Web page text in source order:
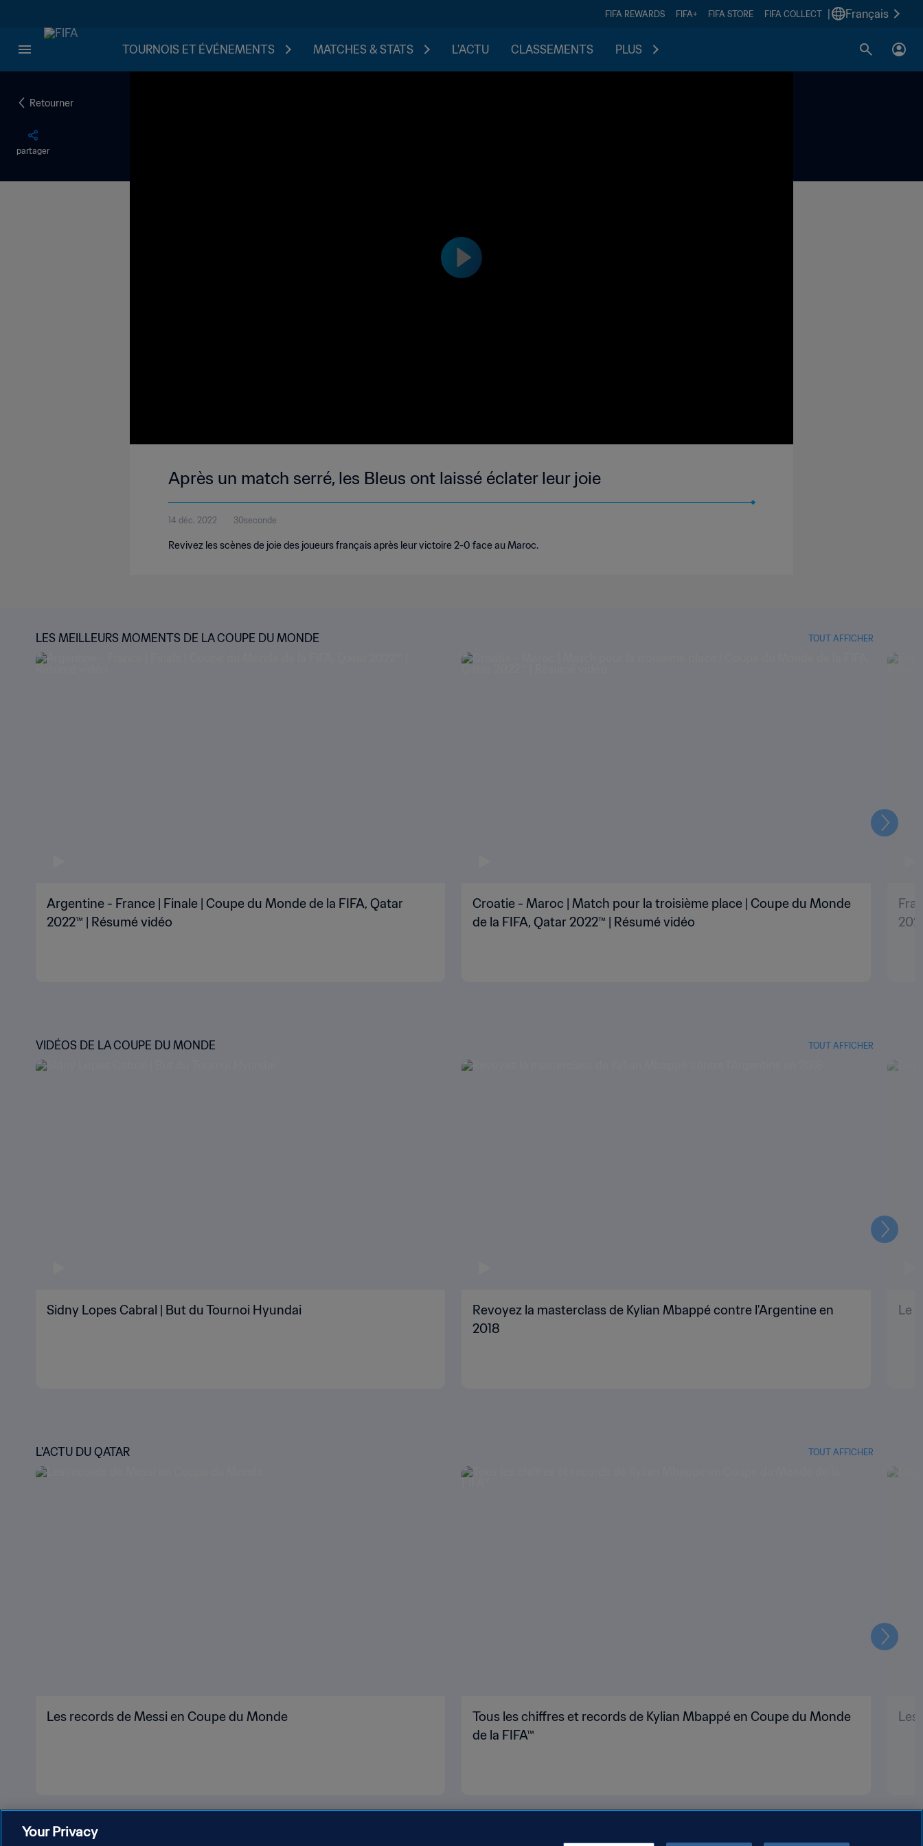
FIFA REWARDS FIFA+ FIFA STORE FIFA COLLECT Français
TOURNOIS ET ÉVÉNEMENTS MATCHES & STATS L'ACTU CLASSEMENTS PLUS
Retourner
partager
Après un match serré, les Bleus ont laissé éclater leur joie
14 déc. 2022 30seconde
Revivez les scènes de joie des joueurs français après leur victoire 2-0 face au Maroc.
LES MEILLEURS MOMENTS DE LA COUPE DU MONDE TOUT AFFICHER
Argentine - France | Finale | Coupe du Monde de la FIFA, Qatar
2022™ | Résumé vidéo
Croatie - Maroc | Match pour la troisième place | Coupe du Monde
de la FIFA, Qatar 2022™ | Résumé vidéo
Suivant
VIDÉOS DE LA COUPE DU MONDE TOUT AFFICHER
Sidny Lopes Cabral | But du Tournoi Hyundai
Revoyez la masterclass de Kylian Mbappé contre l'Argentine en
2018
Le
Suivant
L'ACTU DU QATAR TOUT AFFICHER
Les records de Messi en Coupe du Monde
Tous les chiffres et records de Kylian Mbappé en Coupe du Monde
de la FIFA™
Les
Suivant
Your Privacy